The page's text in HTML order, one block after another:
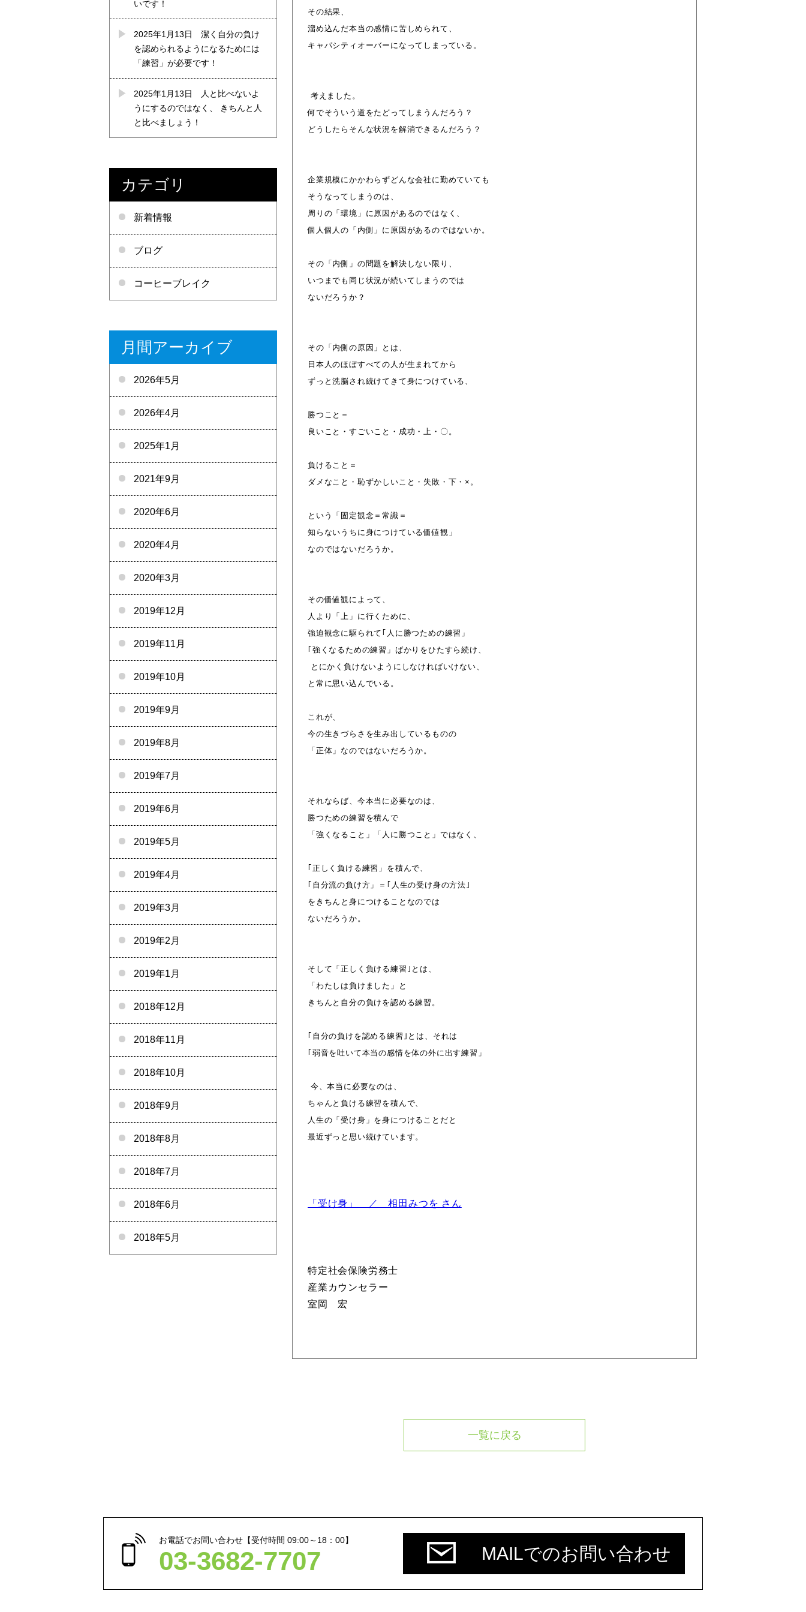
その結果、
溜め込んだ本当の感情に苦しめられて、
キャパシティオーバーになってしまっている。
考えました。
何でそういう道をたどってしまうんだろう？
どうしたらそんな状況を解消できるんだろう？
企業規模にかかわらずどんな会社に勤めていても
そうなってしまうのは、
周りの「環境」に原因があるのではなく、
個人個人の「内側」に原因があるのではないか。
その「内側」の問題を解決しない限り、
いつまでも同じ状況が続いてしまうのでは
ないだろうか？
その「内側の原因」とは、
日本人のほぼすべての人が生まれてから
ずっと洗脳され続けてきて身につけている、
勝つこと＝
良いこと・すごいこと・成功・上・〇。
負けること＝
ダメなこと・恥ずかしいこと・失敗・下・×。
という「固定観念＝常識＝
知らないうちに身につけている価値観」
なのではないだろうか。
その価値観によって、
人より「上」に行くために、
強迫観念に駆られて｢人に勝つための練習」
｢強くなるための練習」ばかりをひたすら続け、
とにかく負けないようにしなければいけない、
と常に思い込んでいる。
これが、
今の生きづらさを生み出しているものの
「正体」なのではないだろうか。
それならば、今本当に必要なのは、
勝つための練習を積んで
「強くなること」「人に勝つこと」ではなく、
｢正しく負ける練習」を積んで、
｢自分流の負け方」＝｢人生の受け身の方法｣
をきちんと身につけることなのでは
ないだろうか。
そして「正しく負ける練習｣とは、
「わたしは負けました」と
きちんと自分の負けを認める練習。
｢自分の負けを認める練習｣とは、それは
｢弱音を吐いて本当の感情を体の外に出す練習」
今、本当に必要なのは、
ちゃんと負ける練習を積んで、
人生の「受け身」を身につけることだと
最近ずっと思い続けています。
「受け身」 ／ 相田みつを さん
特定社会保険労務士
産業カウンセラー
室岡 宏
一覧に戻る
いです！
2025年1月13日
潔く自分の負け
を認められるようになるためには
「練習」が必要です！
2025年1月13日
人と比べないよ
うにするのではなく、 きちんと人
と比べましょう！
カテゴリ
新着情報
ブログ
コーヒーブレイク
月間アーカイブ
2026年5月
2026年4月
2025年1月
2021年9月
2020年6月
2020年4月
2020年3月
2019年12月
2019年11月
2019年10月
2019年9月
2019年8月
2019年7月
2019年6月
2019年5月
2019年4月
2019年3月
2019年2月
2019年1月
2018年12月
2018年11月
2018年10月
2018年9月
2018年8月
2018年7月
2018年6月
2018年5月
お電話でお問い合わせ【受付時間 09:00～18：00】
03-3682-7707 MAILでのお問い合わせ